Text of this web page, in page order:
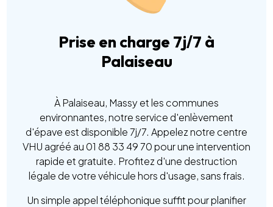
Prise en charge 7j/7 à
Palaiseau
À Palaiseau, Massy et les communes
environnantes, notre service d'enlèvement
d'épave est disponible 7j/7. Appelez notre centre
VHU agréé au 01 88 33 49 70 pour une intervention
rapide et gratuite. Profitez d'une destruction
légale de votre véhicule hors d'usage, sans frais.
Un simple appel téléphonique suffit pour planifier